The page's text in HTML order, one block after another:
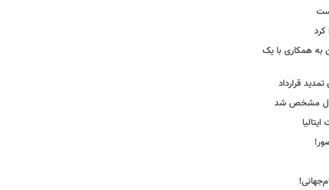
کرد
به همکاری با یک
تمدید قرارداد
مشخص شد